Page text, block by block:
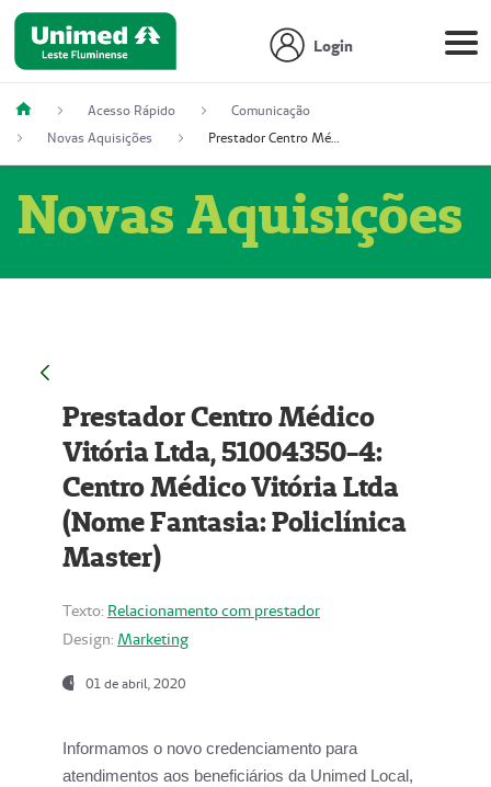
Login
Acesso Rápido
Comunicação
Novas Aquisições
Prestador Centro Médico Vitória Ltda, 51004350-4: Centro Médico Vitória Ltda (Nome Fantasia: Policlínica Master)
Novas Aquisições
Prestador Centro Médico
Vitória Ltda, 51004350-4:
Centro Médico Vitória Ltda
(Nome Fantasia: Policlínica
Master)
Texto: Relacionamento com prestador
Design: Marketing
01 de abril, 2020
Informamos o novo credenciamento para
atendimentos aos beneficiários da Unimed Local,